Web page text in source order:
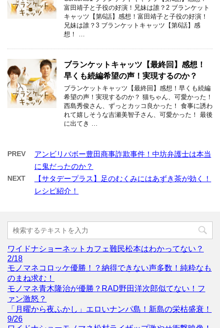
富田靖子と子役の好演！兄妹は誰？2 ブランケット
キャッツ【第6話】感想！富田靖子と子役の好演！
兄妹は誰？3 ブランケットキャッツ【第6話】感
想！ …
ブランケットキャッツ【最終回】感想！
早くも続編希望の声！実現するのか？
ブランケットキャッツ【最終回】感想！早くも続編
希望の声！実現するのか？ 猫ちゃん、可愛かった！
西島秀俊さん、ずっとカッコ良かった！ 食事に誘わ
れて嬉しそうな吉瀬美智子さん、可愛かった！ 最後
に出てき …
PREV
アンビリバボー豊田商事詐欺事件！中坊弁護士は本当
に鬼だったのか？
NEXT
【サタデープラス】足のむくみにはあずき茶が効く！
レシピ紹介！
ワイドナショーネットカフェ難民松本はわかってない？
2/18
モノマネコロッケ優勝！？納得できない声多数！純粋なも
のまね求む！
モノマネ青木隆治が優勝？RAD野田洋次郎似てない！フ
ァン激怒？
「月曜から夜ふかし」エロいナンパ島！新島の栄枯盛衰！
9/26